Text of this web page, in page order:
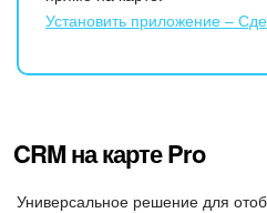
Установить приложение –
CRM на карте Pro
Универсальное решение для